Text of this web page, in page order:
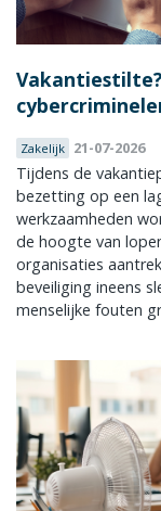
Zakelijk 21-07-2026
Tijdens de
bezetting op een
werkzaamheden
de hoogte van
organisaties
beveiliging ineens
menselijke fouten